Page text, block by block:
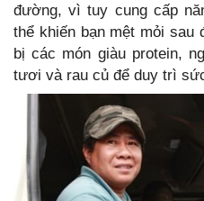
đường, vì tuy cung cấp
thể khiến bạn mệt mỏi sau
bị các món giàu protein,
tươi và rau củ để duy trì